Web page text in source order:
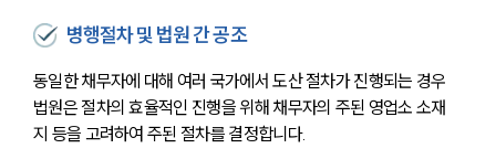
병행절차 및 법원 간 공조
동일한 채무자에 대해 여러 국가에서 도산 절차가 진행되는 경우
법원은 절차의 효율적인 진행을 위해 채무자의 주된 영업소 소재
지 등을 고려하여 주된 절차를 결정합니다.